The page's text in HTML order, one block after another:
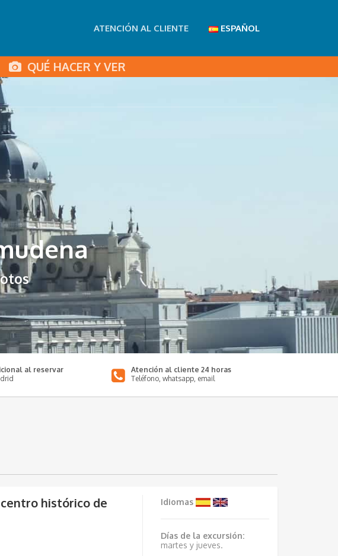
ATENCIÓN AL CLIENTE ESPAÑOL
QUÉ HACER Y VER
al reservar
Atención al cliente 24 horas
Teléfono, whatsapp, email
histórico de
Idiomas
Días de la excursión:
martes y jueves.